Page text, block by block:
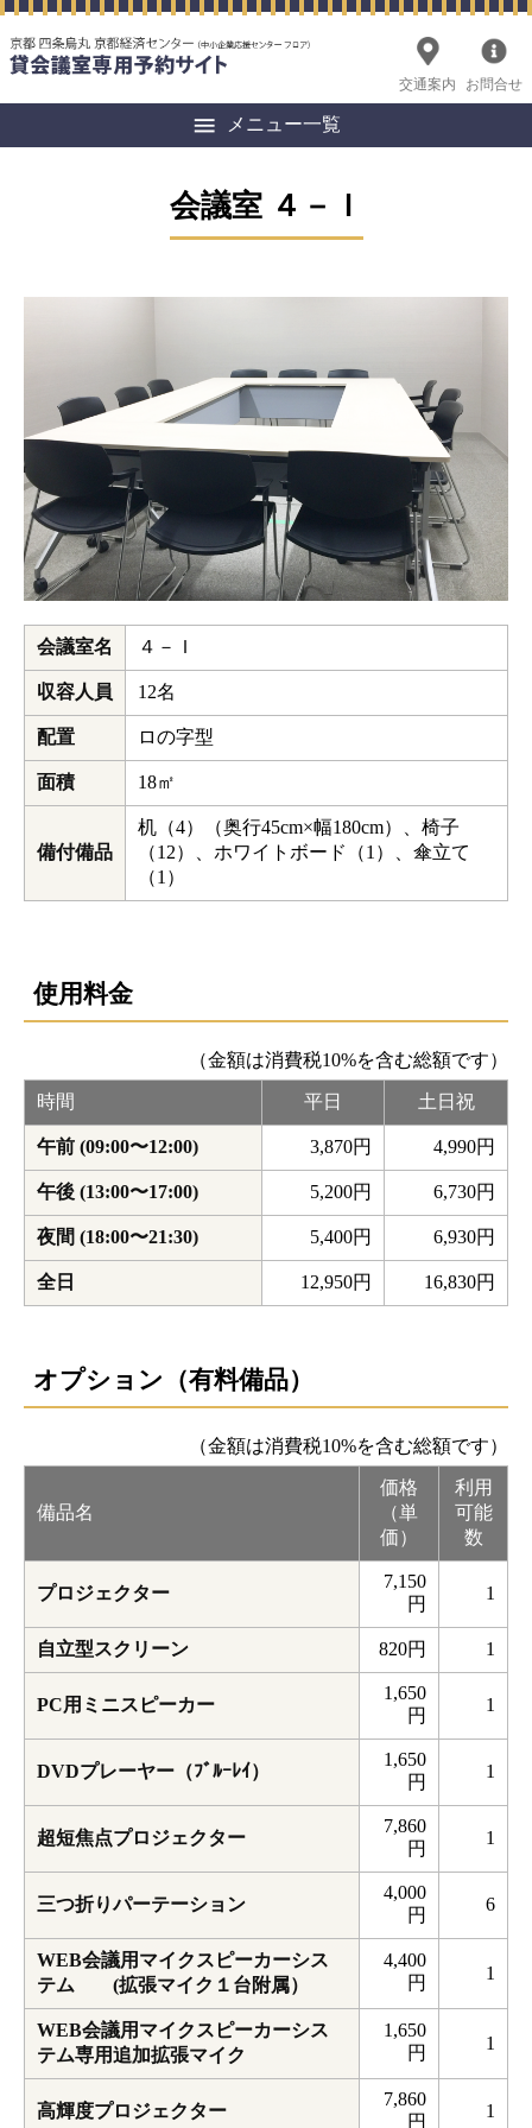
交通案内 お問合せ
メニュー一覧
会議室 ４－Ｉ
会議室名 ４－Ｉ
収容人員 12名
配置 ロの字型
面積 18㎡
備付備品
机（4）（奥行45cm×幅180cm）、椅子
（12）、ホワイトボード（1）、傘立て
（1）
使用料金
（金額は消費税10%を含む総額です）
時間 平日 土日祝
午前 (09:00〜12:00) 3,870円 4,990円
午後 (13:00〜17:00) 5,200円 6,730円
夜間 (18:00〜21:30) 5,400円 6,930円
全日 12,950円 16,830円
オプション（有料備品）
（金額は消費税10%を含む総額です）
備品名
価格
（単
価）
利用
可能
数
プロジェクター
7,150
円
1
自立型スクリーン 820円 1
PC用ミニスピーカー
1,650
円
1
DVDプレーヤー（ﾌﾞﾙｰﾚｲ）
1,650
円
1
超短焦点プロジェクター
7,860
円
1
三つ折りパーテーション
4,000
円
6
WEB会議用マイクスピーカーシス
テム (拡張マイク１台附属）
4,400
円
1
WEB会議用マイクスピーカーシス
テム専用追加拡張マイク
1,650
円
1
高輝度プロジェクター
7,860
円
1